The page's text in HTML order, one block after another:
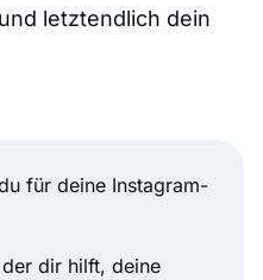
letztendlich dein
für deine Instagram-
dir hilft, deine